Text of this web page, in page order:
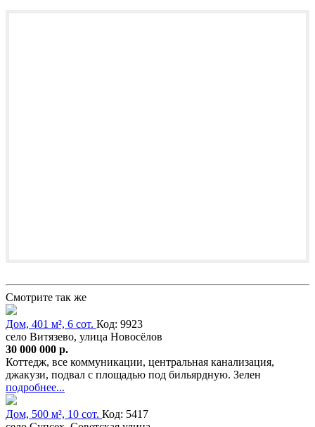
Смотрите так же
Дом, 401 м², 6 сот. Код: 9923
село Витязево, улица Новосёлов
30 000 000 р.
Коттедж, все коммуникации, центральная канализация,
джакузи, подвал с площадью под бильярдную. Зелен
подробнее...
Дом, 500 м², 10 сот. Код: 5417